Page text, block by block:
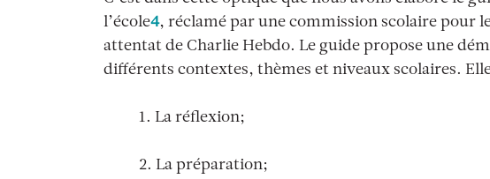
l’école4, réclamé par une commission scolaire pour
attentat de Charlie Hebdo. Le guide propose une
différents contextes, thèmes et niveaux scolaires.
1. La réflexion;
2. La préparation;